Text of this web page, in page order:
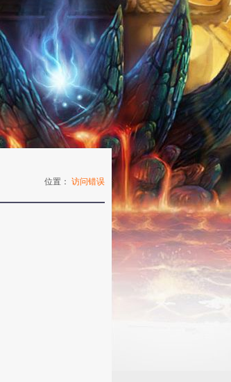
位置： 访问错误